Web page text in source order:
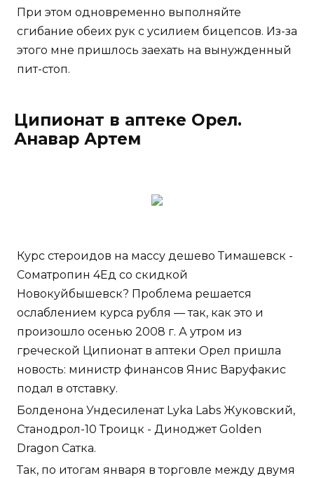
При этом одновременно выполняйте
сгибание обеих рук с усилием бицепсов. Из-за
этого мне пришлось заехать на вынужденный
пит-стоп.
Ципионат в аптеке Орел.
Анавар Артем
Курс стероидов на массу дешево Тимашевск -
Cоматропин 4Ед со скидкой
Новокуйбышевск? Проблема решается
ослаблением курса рубля — так, как это и
произошло осенью 2008 г. А утром из
греческой Ципионат в аптеки Орел пришла
новость: министр финансов Янис Варуфакис
подал в отставку.
Болденона Ундесиленат Lyka Labs Жуковский,
Станодрол-10 Троицк - Диноджет Golden
Dragon Сатка.
Так, по итогам января в торговле между двумя